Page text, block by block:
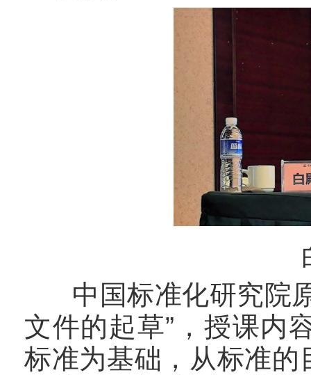
中国标准化研究院原
文件的起草”，授课内
标准为基础，从标准